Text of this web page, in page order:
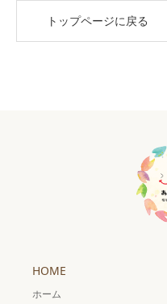
トップページに戻る
HOME
ホーム